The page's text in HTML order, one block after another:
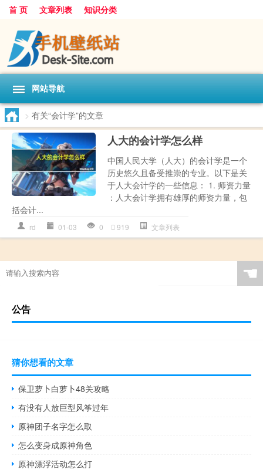
首 页 文章列表 知识分类
网站导航
> 有关“会计学”的文章
人大的会计学怎么样
中国人民大学（人大）的会计学是一个
历史悠久且备受推崇的专业。以下是关
于人大会计学的一些信息： 1. 师资力量
：人大会计学拥有雄厚的师资力量，包
括会计...
rd 01-03 0 919 文章列表
☚
公告
猜你想看的文章
保卫萝卜白萝卜48关攻略
有没有人放巨型风筝过年
原神团子名字怎么取
怎么变身成原神角色
原神漂浮活动怎么打